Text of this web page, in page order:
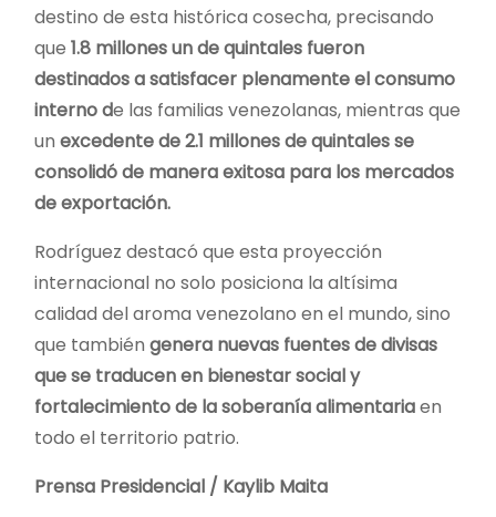
destino de esta histórica cosecha, precisando
que 1.8 millones un de quintales fueron
destinados a satisfacer plenamente el consumo
interno de las familias venezolanas, mientras que
un excedente de 2.1 millones de quintales se
consolidó de manera exitosa para los mercados
de exportación.
Rodríguez destacó que esta proyección
internacional no solo posiciona la altísima
calidad del aroma venezolano en el mundo, sino
que también genera nuevas fuentes de divisas
que se traducen en bienestar social y
fortalecimiento de la soberanía alimentariaen
todo el territorio patrio.
Prensa Presidencial / Kaylib Maita